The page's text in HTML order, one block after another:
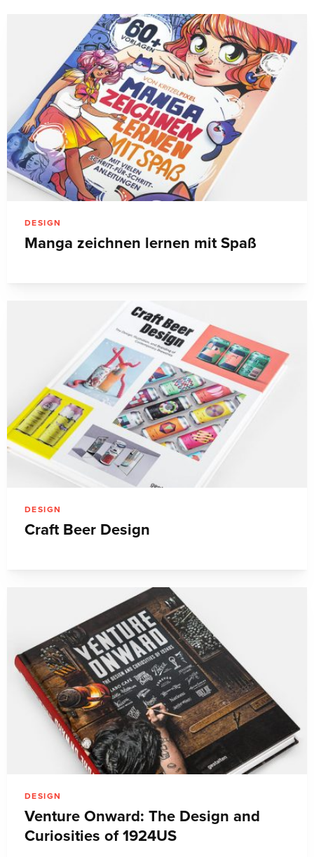
DESIGN
Manga zeichnen lernen mit Spaß
DESIGN
Craft Beer Design
DESIGN
Venture Onward: The Design and
Curiosities of 1924US